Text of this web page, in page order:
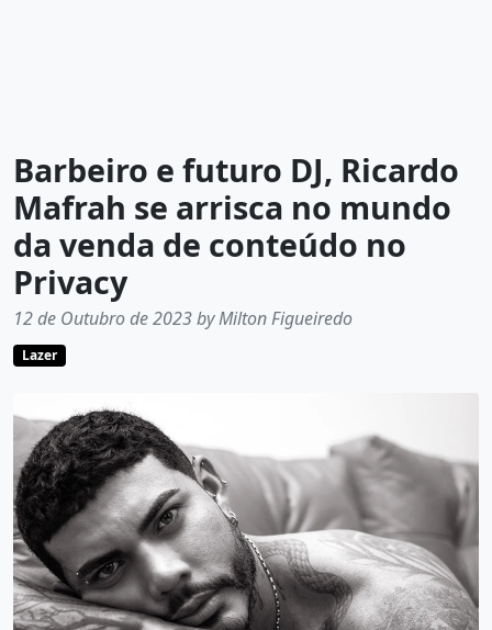
Barbeiro e futuro DJ, Ricardo
Mafrah se arrisca no mundo
da venda de conteúdo no
Privacy
12 de Outubro de 2023 by Milton Figueiredo
Lazer